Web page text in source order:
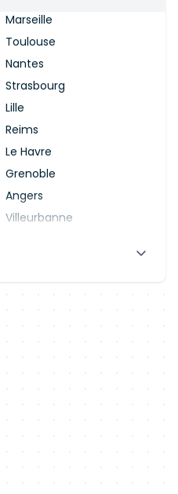
Marseille
Toulouse
Nantes
Strasbourg
Lille
Reims
Le Havre
Grenoble
Angers
Villeurbanne